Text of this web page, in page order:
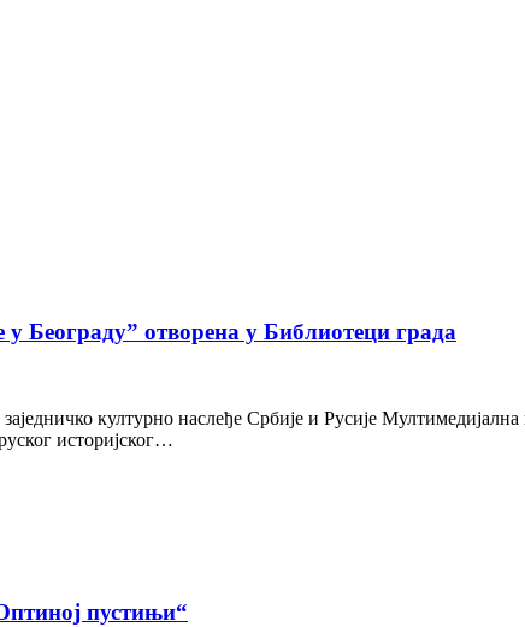
Београду” отворена у Библиотеци града
културно наслеђе Србије и Русије
историјског…
пустињи“